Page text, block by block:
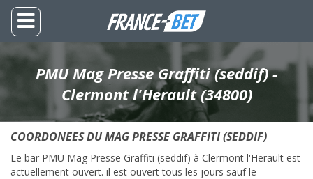
PMU Mag Presse Graffiti (seddif) -
Clermont l'Herault (34800)
COORDONEES DU MAG PRESSE GRAFFITI (SEDDIF)
Le bar PMU Mag Presse Graffiti (seddif) à Clermont l'Herault est
actuellement ouvert. il est ouvert tous les jours sauf le